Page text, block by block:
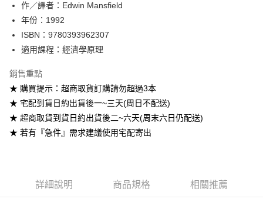
運送方式
每筆NT$60
7-11取貨付款
每筆NT$60
宅配-台灣本島
作／譯者：Edwin Mansfield
年份：1992
ISBN：9780393962307
適用課程：經濟學原理
銷售重點
★ 購買提示：超商取貨訂購請勿超過3本
★ 宅配到貨日約出貨後一~三天(周日不配送)
★ 超商取貨到貨日約出貨後二~六天(周末六日仍配送)
★ 若有『急件』需求建議使用宅配寄出
詳細說明 商品規格 相關推薦